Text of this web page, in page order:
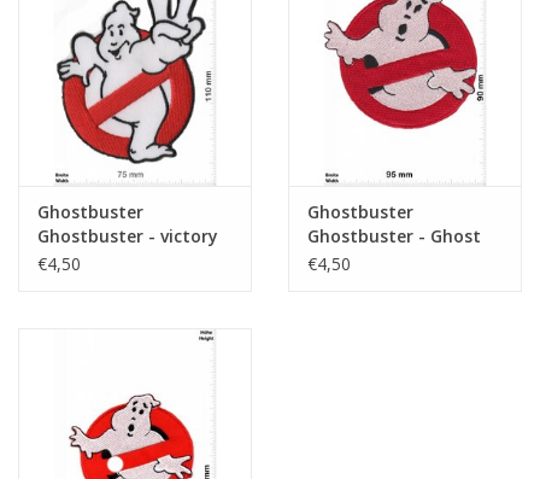
Ghostbuster
Ghostbuster - victory
€4,50
Ghostbuster
Ghostbuster - Ghost
Buster - BIG
€4,50